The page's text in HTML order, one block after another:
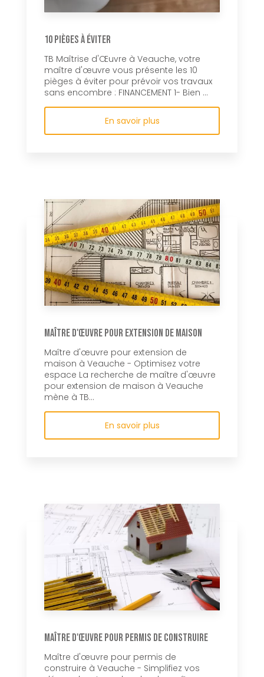
10 pièges à éviter
TB Maîtrise d'Œuvre à Veauche, votre
maître d'œuvre vous présente les 10
pièges à éviter pour prévoir vos travaux
sans encombre : FINANCEMENT 1- Bien ...
En savoir plus
Maître d'œuvre pour extension de maison
Maître d'œuvre pour extension de
maison à Veauche - Optimisez votre
espace La recherche de maître d'œuvre
pour extension de maison à Veauche
mène à TB...
En savoir plus
Maître d'œuvre pour permis de construire
Maître d'œuvre pour permis de
construire à Veauche - Simplifiez vos